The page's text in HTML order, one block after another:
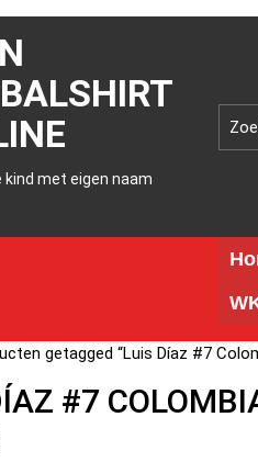
met eigen naam
getagged “Luis Díaz #7
#7